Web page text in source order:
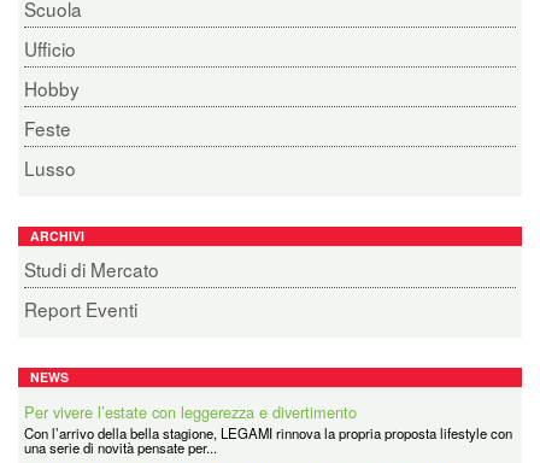
Scuola
Ufficio
Hobby
Feste
Lusso
ARCHIVI
Studi di Mercato
Report Eventi
NEWS
Per vivere l’estate con leggerezza e divertimento
Con l’arrivo della bella stagione, LEGAMI rinnova la propria proposta lifestyle con
una serie di novità pensate per...